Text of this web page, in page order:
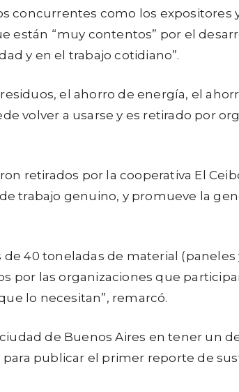
concurrentes como los expositores
están “muy contentos” por el
y en el trabajo cotidiano”.
el ahorro de energía, el
volver a usarse y es retirado por
retirados por la cooperativa El
trabajo genuino, y promueve la
40 toneladas de material (paneles
por las organizaciones que
lo necesitan”, remarcó.
de Buenos Aires en tener un
publicar el primer reporte de